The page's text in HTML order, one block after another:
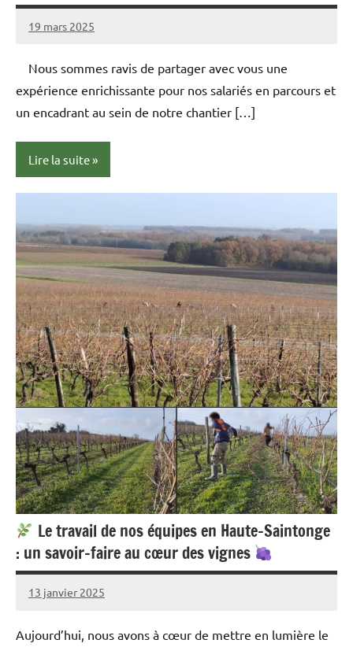
19 mars 2025
admin
Aucun
Nous sommes ravis de partager avec vous une
expérience enrichissante pour nos salariés en parcours et
un encadrant au sein de notre chantier […]
Lire la suite
Le travail de nos équipes en Haute-Saintonge
: un savoir-faire au cœur des vignes
13 janvier 2025
admin
Aucun
Aujourd’hui, nous avons à cœur de mettre en lumière le